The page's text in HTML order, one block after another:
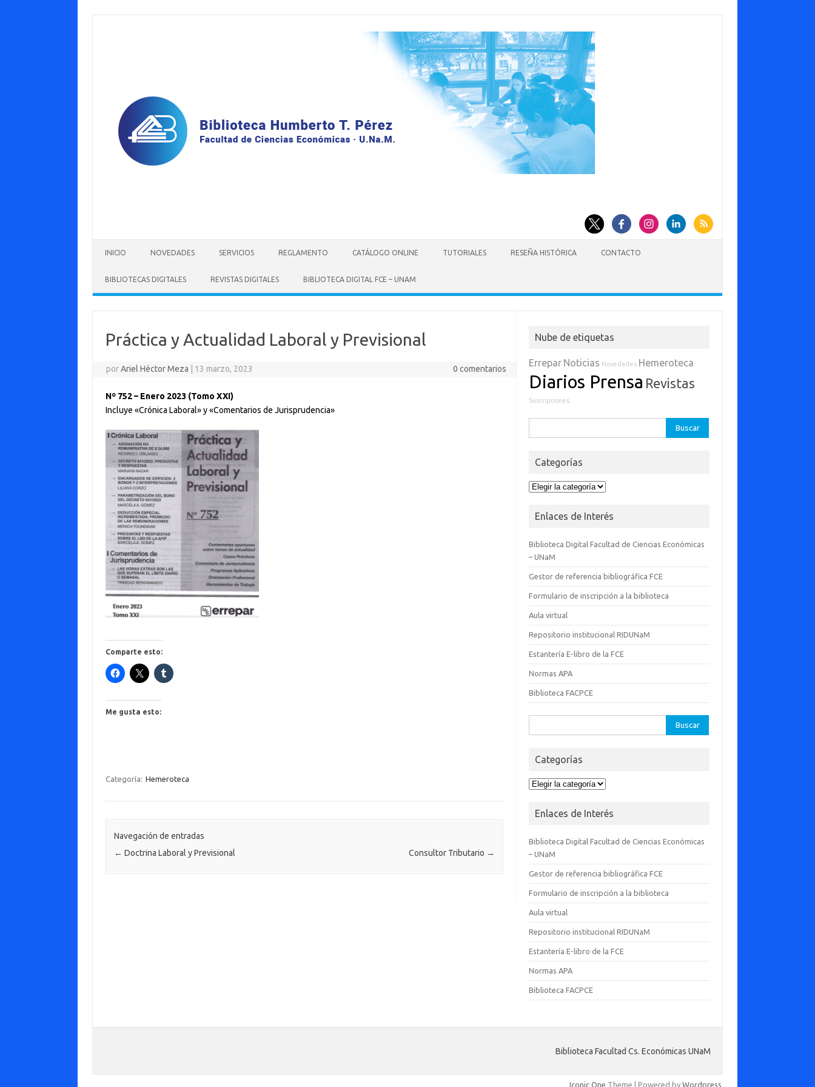
INICIO NOVEDADES SERVICIOS REGLAMENTO CATÁLOGO ONLINE TUTORIALES RESEÑA HISTÓRICA CONTACTO
BIBLIOTECAS DIGITALES REVISTAS DIGITALES BIBLIOTECA DIGITAL FCE – UNAM
Práctica y Actualidad Laboral y Previsional
porAriel Héctor Meza 13 marzo, 2023 0 comentarios
Nº 752 – Enero 2023 (Tomo XXI)
Incluye «Crónica Laboral» y «Comentarios de Jurisprudencia»
Comparte esto:
Me gusta esto:
Categoría: Hemeroteca
Navegación de entradas
← Doctrina Laboral y Previsional Consultor Tributario →
Nube de etiquetas
Errepar Noticias Novedades Hemeroteca
Diarios Prensa Revistas
Suscripciones
Categorías
Categorías
Enlaces de Interés
Biblioteca Digital Facultad de Ciencias Económicas
– UNaM
Gestor de referencia bibliográfica FCE
Formulario de inscripción a la biblioteca
Aula virtual
Repositorio institucional RIDUNaM
Estantería E-libro de la FCE
Normas APA
Biblioteca FACPCE
Categorías
Categorías
Enlaces de Interés
Biblioteca Digital Facultad de Ciencias Económicas
– UNaM
Gestor de referencia bibliográfica FCE
Formulario de inscripción a la biblioteca
Aula virtual
Repositorio institucional RIDUNaM
Estantería E-libro de la FCE
Normas APA
Biblioteca FACPCE
Biblioteca Facultad Cs. Económicas UNaM
Iconic One Theme | Powered by Wordpress